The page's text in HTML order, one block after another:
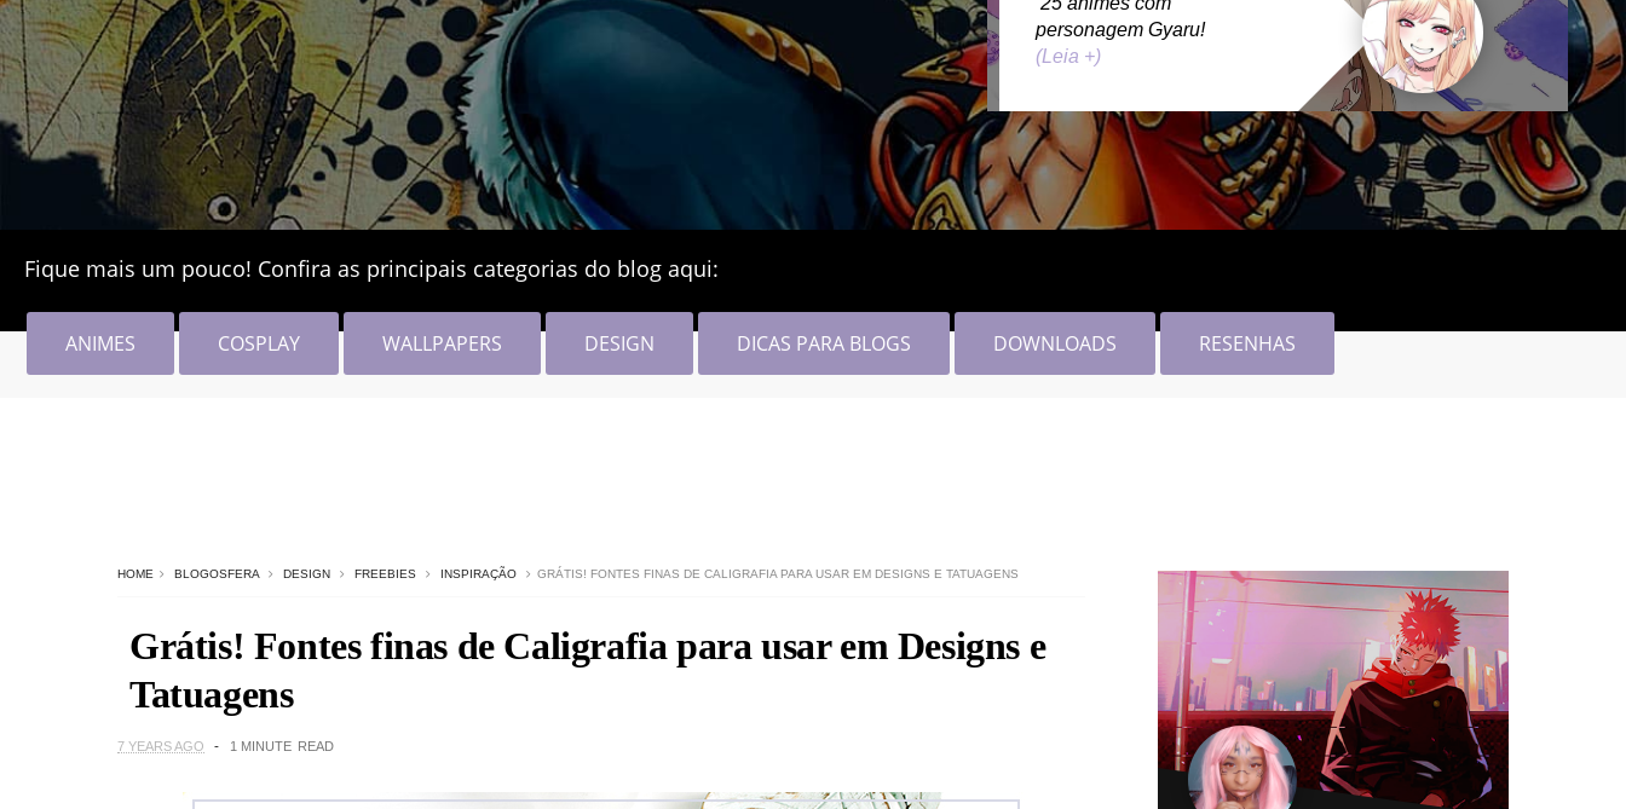
personagem Gyaru!
(Leia +)
Fique mais um pouco! Confira as principais categorias do blog aqui:
ANIMES COSPLAY WALLPAPERS DESIGN DICAS PARA BLOGS DOWNLOADS RESENHAS
HOME BLOGOSFERA DESIGN FREEBIES INSPIRAÇÃO GRÁTIS! FONTES FINAS DE CALIGRAFIA PARA USAR EM DESIGNS E TATUAGENS
Grátis! Fontes finas de Caligrafia para usar em Designs e
Tatuagens
7 YEARS AGO 1 MINUTE READ